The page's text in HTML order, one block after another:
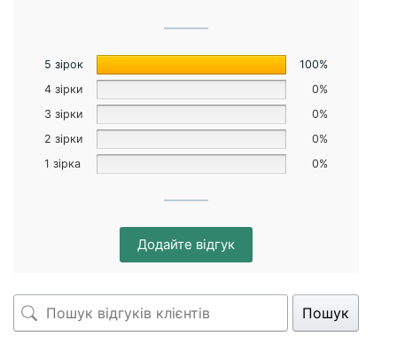
5 зірок
100%
4 зірки
0%
3 зірки
0%
2 зірки
0%
1 зірка
0%
Додайте відгук
Пошук